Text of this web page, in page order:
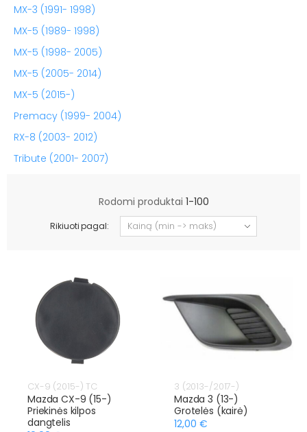
MX-3 (1991- 1998)
MX-5 (1989- 1998)
MX-5 (1998- 2005)
MX-5 (2005- 2014)
MX-5 (2015-)
Premacy (1999- 2004)
RX-8 (2003- 2012)
Tribute (2001- 2007)
Rodomi produktai 1-100
Rikiuoti pagal:
CX-9 (2015-) TC
Mazda CX-9 (15-)
Priekinės kilpos
dangtelis
3 (2013-/2017-)
Mazda 3 (13-)
Grotelės (kairė)
12,00 €